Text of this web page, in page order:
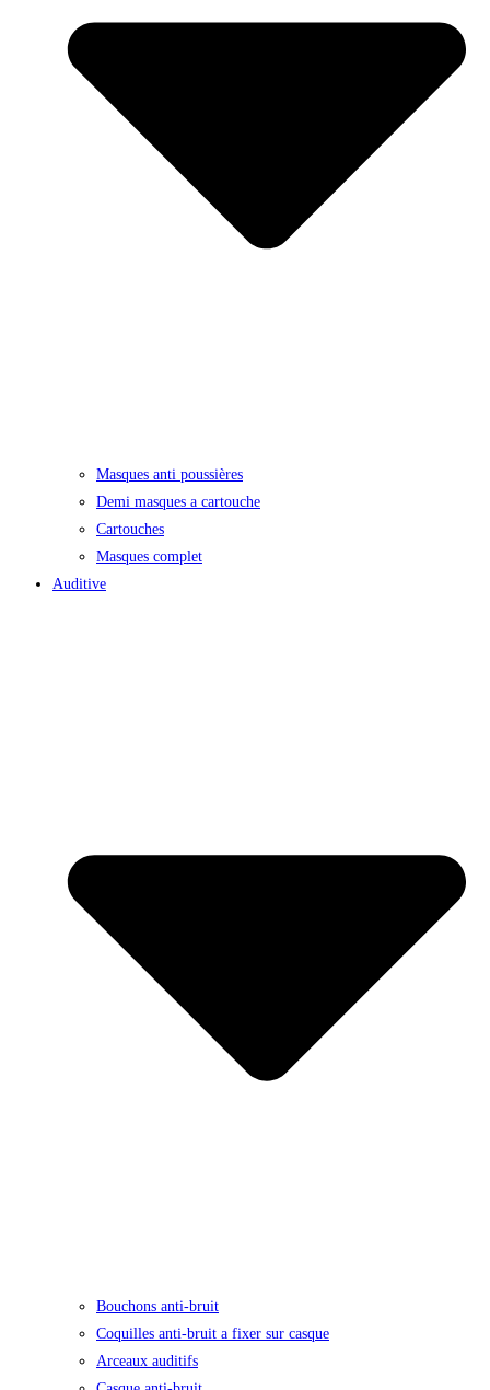
Masques anti poussières
Demi masques a cartouche
Cartouches
Masques complet
Auditive
Bouchons anti-bruit
Coquilles anti-bruit a fixer sur casque
Arceaux auditifs